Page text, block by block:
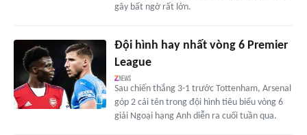
gây bất ngờ rất lớn.
Đội hình hay nhất vòng 6 Premier
League
Sau chiến thắng 3-1 trước Tottenham, Arsenal
góp 2 cái tên trong đội hình tiêu biểu vòng 6
giải Ngoại hạng Anh diễn ra cuối tuần qua.